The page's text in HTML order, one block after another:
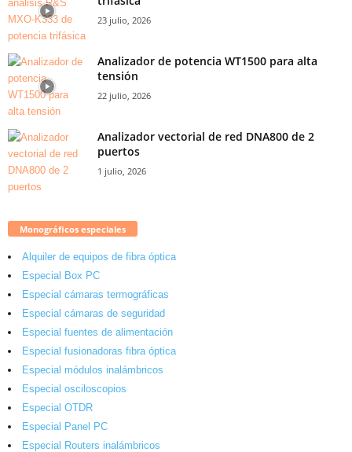
23 julio, 2026
Analizador de potencia WT1500 para alta
tensión
22 julio, 2026
Analizador vectorial de red DNA800 de 2
puertos
1 julio, 2026
Monográficos especiales
Alquiler de equipos de fibra óptica
Especial Box PC
Especial cámaras termográficas
Especial cámaras de seguridad
Especial fuentes de alimentación
Especial fusionadoras fibra óptica
Especial módulos inalámbricos
Especial osciloscopios
Especial OTDR
Especial Panel PC
Especial Routers inalámbricos